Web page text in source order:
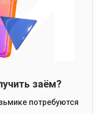
заём?
потребуются